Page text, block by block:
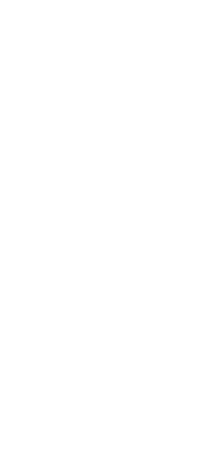
6.
du
7.